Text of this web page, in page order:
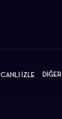
CANLI İZLE DİĞER